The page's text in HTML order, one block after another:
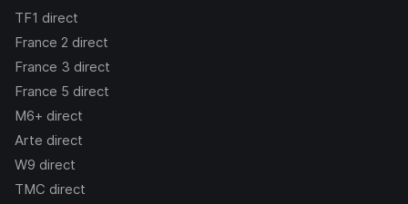
TF1 direct
France 2 direct
France 3 direct
France 5 direct
M6+ direct
Arte direct
W9 direct
TMC direct